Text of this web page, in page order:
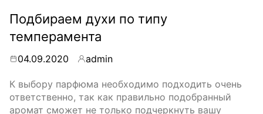
Подбираем духи по типу
темперамента
04.09.2020 Byadmin
К выбору парфюма необходимо подходить очень
ответственно, так как правильно подобранный
аромат сможет не только подчеркнуть вашу